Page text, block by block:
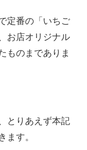
定番の「いちご
お店オリジナル
ものまでありま
とりあえず本記
ます。